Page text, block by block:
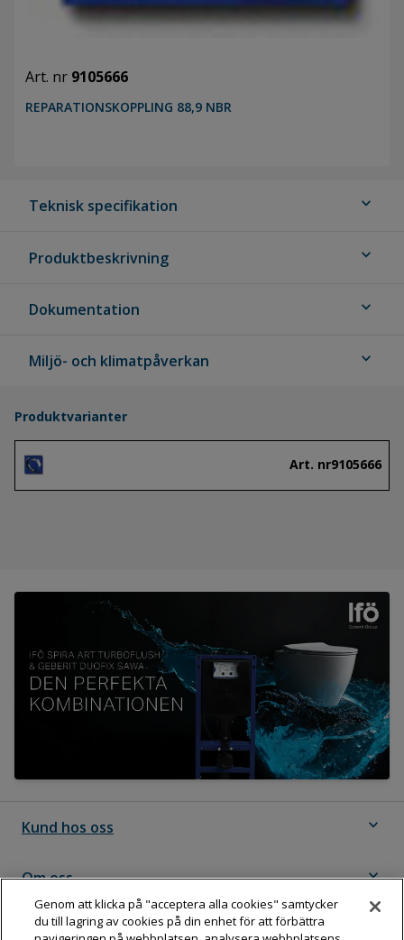
Art. nr 9105666
REPARATIONSKOPPLING 88,9 NBR
Teknisk specifikation expand_more
Produktbeskrivning expand_more
Dokumentation expand_more
Miljö- och klimatpåverkan expand_more
Produktvarianter
Art. nr9105666
Kund hos oss expand_more
Om oss expand_more
Följ Dahl
Genom att klicka på "acceptera alla cookies" samtycker
du till lagring av cookies på din enhet för att förbättra